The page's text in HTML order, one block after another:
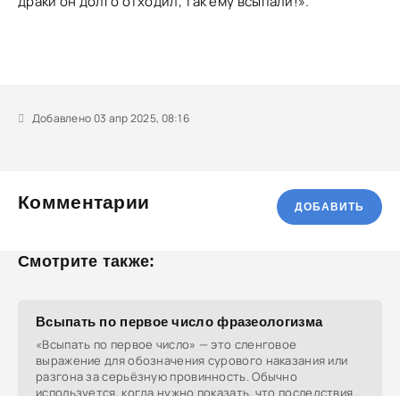
Добавлено 03 апр 2025, 08:16
Комментарии ДОБАВИТЬ
Смотрите также:
Всыпать по первое число фразеологизма
«Всыпать по первое число» — это сленговое
выражение для обозначения сурового наказания или
разгона за серьёзную провинность. Обычно
используется, когда нужно показать, что последствия